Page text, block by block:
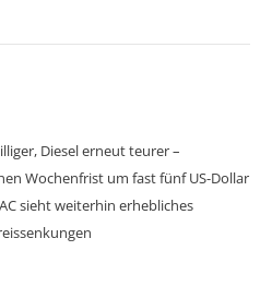
Diesel erneut teurer –
Wochenfrist um fast fünf US-Dollar
sieht weiterhin erhebliches